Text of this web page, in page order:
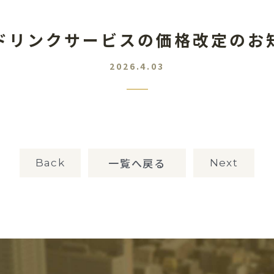
リンクサービスの価格改定のお
2026.4.03
Back 一覧へ戻る Next